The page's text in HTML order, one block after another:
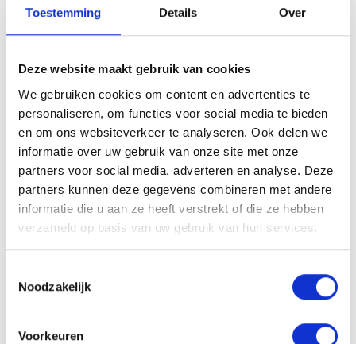
Toestemming Details Over
Deze website maakt gebruik van cookies
We gebruiken cookies om content en advertenties te
personaliseren, om functies voor social media te bieden
en om ons websiteverkeer te analyseren. Ook delen we
informatie over uw gebruik van onze site met onze
partners voor social media, adverteren en analyse. Deze
partners kunnen deze gegevens combineren met andere
informatie die u aan ze heeft verstrekt of die ze hebben
verzameld op basis van uw gebruik van hun services.
Noodzakelijk
Voorkeuren
Google Grants combineren met
SEO en SEA
Google Grants werkt het best in combinatie met andere
kanalen.
Met content en strategie zorg je voor consistentie